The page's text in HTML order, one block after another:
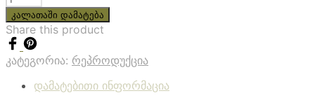
კალათაში დამატება
Share this product
კატეგორია: რეპროდუქცია
დამატებითი ინფორმაცია